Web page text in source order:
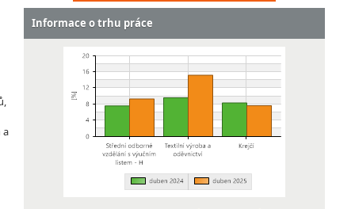
a
Informace o trhu práce
Výrobce pánských obleků
Výrobce pánských plášťů a bund